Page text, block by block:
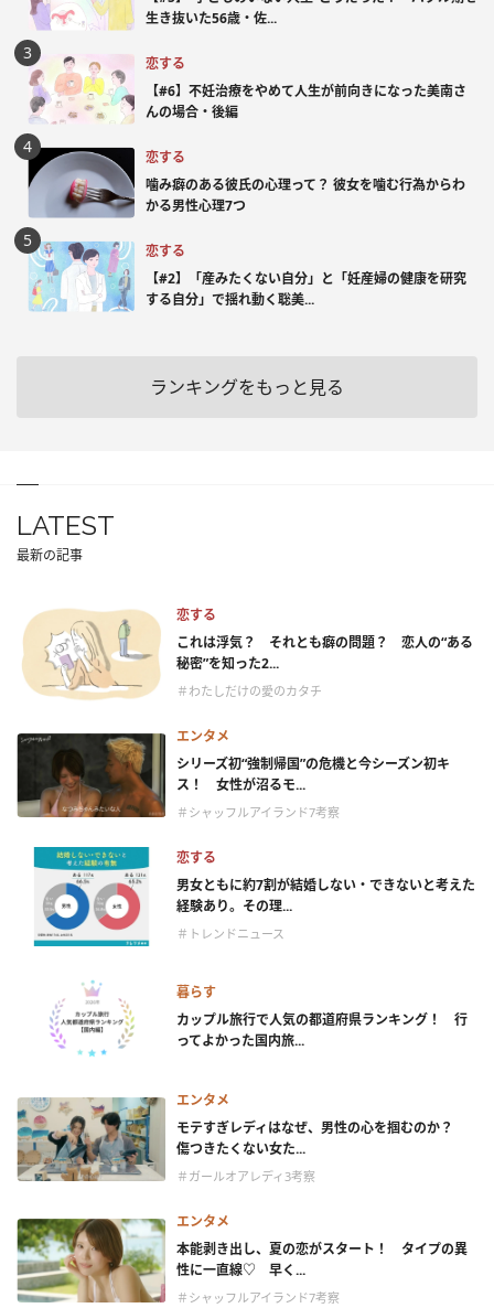
生き抜いた56歳・佐...
恋する
【#6】不妊治療をやめて人生が前向きになった美南さ
んの場合・後編
恋する
噛み癖のある彼氏の心理って？ 彼女を噛む行為からわ
かる男性心理7つ
恋する
【#2】「産みたくない自分」と「妊産婦の健康を研究
する自分」で揺れ動く聡美...
ランキングをもっと見る
LATEST
最新の記事
恋する
これは浮気？ それとも癖の問題？ 恋人の“ある
秘密”を知った2...
＃わたしだけの愛のカタチ
エンタメ
シリーズ初“強制帰国”の危機と今シーズン初キ
ス！ 女性が沼るモ...
＃シャッフルアイランド7考察
恋する
男女ともに約7割が結婚しない・できないと考えた
経験あり。その理...
＃トレンドニュース
暮らす
カップル旅行で人気の都道府県ランキング！ 行
ってよかった国内旅...
エンタメ
モテすぎレディはなぜ、男性の心を掴むのか？
傷つきたくない女た...
＃ガールオアレディ3考察
エンタメ
本能剥き出し、夏の恋がスタート！ タイプの異
性に一直線♡ 早く...
＃シャッフルアイランド7考察